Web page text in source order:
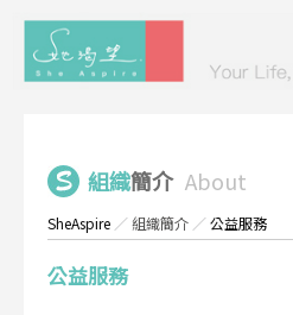
組織簡介 About
SheAspire ／組織簡介 ／公益服務
公益服務